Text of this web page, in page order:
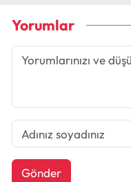
Yorumlar
Gönder